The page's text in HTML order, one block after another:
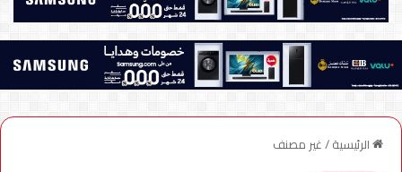
الرئيسية/غير مصنف